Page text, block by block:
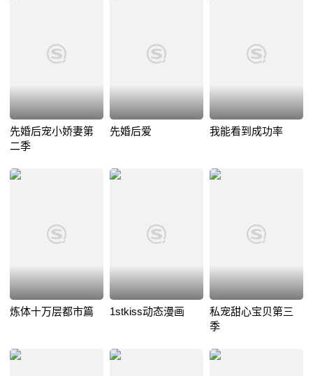
先婚后宠小娇妻第
二季
先婚后爱 我能看到成功率
炼体十万层都市篇 1stkiss动态漫画
私宠甜心宝贝第三
季